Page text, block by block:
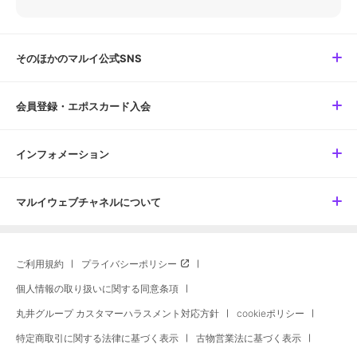
そのほかのマルイ公式SNS
会員登録・エポスカード入会
インフォメーション
マルイウェブチャネルについて
ご利用規約 プライバシーポリシー
個人情報の取り扱いに関する同意条項
丸井グループ カスタマーハラスメント対応方針 cookieポリシー
特定商取引に関する法律に基づく表示 古物営業法に基づく表示